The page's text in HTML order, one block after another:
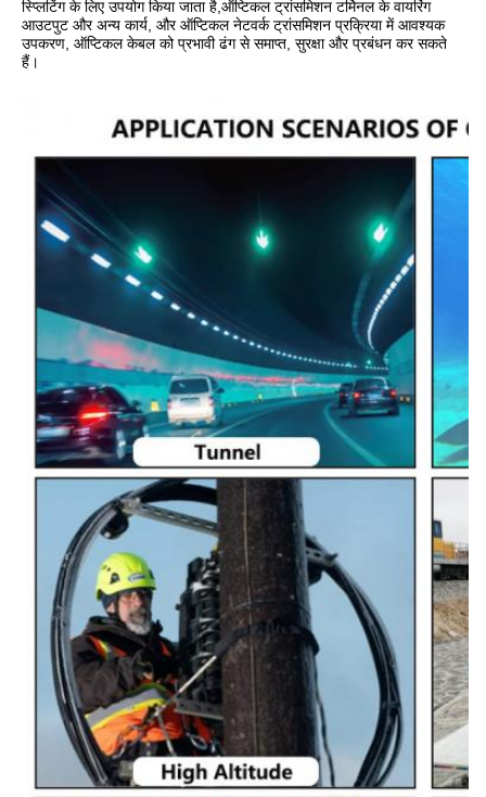
स्प्लिटिंग के लिए उपयोग किया जाता है,ऑप्टिकल ट्रांसमिशन टर्मिनल के वायरिंग
आउटपुट और अन्य कार्य, और ऑप्टिकल नेटवर्क ट्रांसमिशन प्रक्रिया में आवश्यक
उपकरण, ऑप्टिकल केबल को प्रभावी ढंग से समाप्त, सुरक्षा और प्रबंधन कर सकते
हैं।